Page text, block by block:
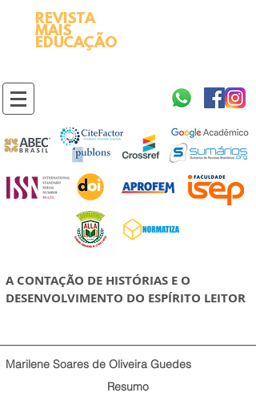
REVISTA
MAIS
EDUCAÇÃO
A CONTAÇÃO DE HISTÓRIAS E O
DESENVOLVIMENTO DO ESPÍRITO LEITOR
Marilene Soares de Oliveira Guedes
Resumo